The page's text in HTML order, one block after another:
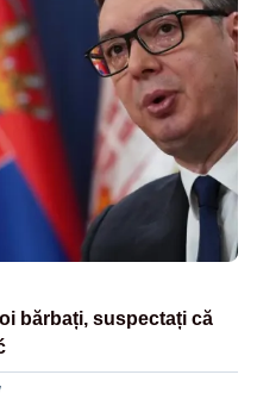
bărbați, suspectați că